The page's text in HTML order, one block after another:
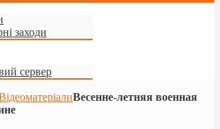
заходи
сервер
Весенне-летняя военная